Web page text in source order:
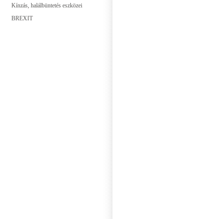
Kínzás, halálbüntetés eszközei
BREXIT